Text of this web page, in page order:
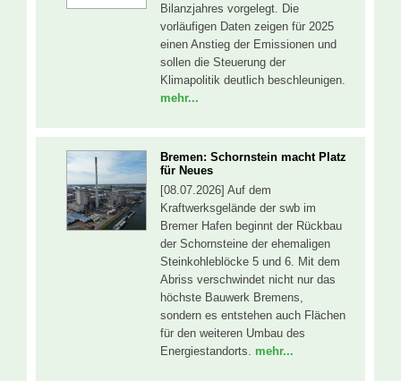
Bilanzjahres vorgelegt. Die
vorläufigen Daten zeigen für 2025
einen Anstieg der Emissionen und
sollen die Steuerung der
Klimapolitik deutlich beschleunigen.
mehr...
Bremen: Schornstein macht Platz
für Neues
[08.07.2026] Auf dem
Kraftwerksgelände der swb im
Bremer Hafen beginnt der Rückbau
der Schornsteine der ehemaligen
Steinkohleblöcke 5 und 6. Mit dem
Abriss verschwindet nicht nur das
höchste Bauwerk Bremens,
sondern es entstehen auch Flächen
für den weiteren Umbau des
Energiestandorts. mehr...